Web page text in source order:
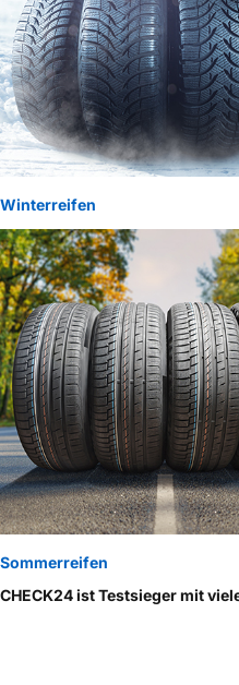
Winterreifen
Sommerreifen
CHECK24 ist Testsieger mit